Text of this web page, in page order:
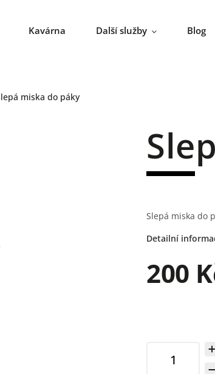
Kavárna Další služby Blog
miska do páky
Slepá miska do
Detailní
200